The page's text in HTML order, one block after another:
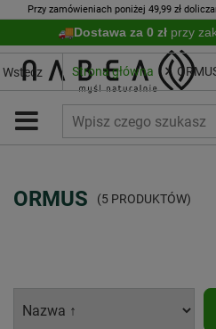
Przy zamówieniach poniżej 49,99 zł
Dostawa za 0 zł przy
Wstecz Strona główna
ORMUS (5 PRODUKTÓW)